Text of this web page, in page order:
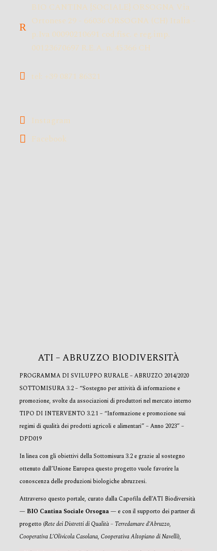
BIO CANTINA {SOCIALE} ORSOGNA Via
Ortonese 29 - 66036 ORSOGNA (CH) Italia -
p.Iva 00090210691 cod.fisc. e reg.imp.
00123670697 R.E.A. n. 45366 CH
tel: +39 0871 86321
Instagram
Facebook
ATI – ABRUZZO BIODIVERSITÀ
PROGRAMMA DI SVILUPPO RURALE – ABRUZZO 2014/2020
SOTTOMISURA 3.2 – “Sostegno per attività di informazione e
promozione, svolte da associazioni di produttori nel mercato interno
TIPO DI INTERVENTO 3.2.1 – “Informazione e promozione sui
regimi di qualità dei prodotti agricoli e alimentari” – Anno 2023” –
DPD019
In linea con gli obiettivi della Sottomisura 3.2 e grazie al sostegno
ottenuto dall’Unione Europea questo progetto vuole favorire la
conoscenza delle produzioni biologiche abruzzesi.
Attraverso questo portale, curato dalla Capofila dell’ATI Biodiversità
— BIO Cantina Sociale Orsogna— e con il supporto dei partner di
progetto (Rete dei Distretti di Qualità – Terredamare d’Abruzzo,
Cooperativa L’Olivicola Casolana, Cooperativa Altopiano di Navelli),